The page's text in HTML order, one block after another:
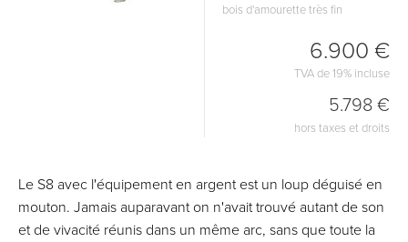
bois d'amourette très fin
6.900 €
TVA de 19% incluse
5.798 €
hors taxes et droits
Le S8 avec l'équipement en argent est un loup déguisé en
mouton. Jamais auparavant on n'avait trouvé autant de son
et de vivacité réunis dans un même arc, sans que toute la